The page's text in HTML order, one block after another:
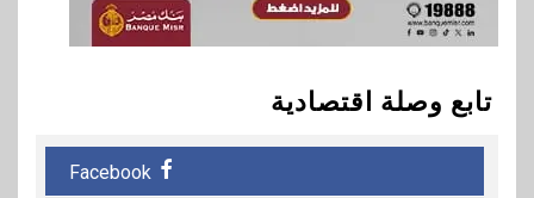
تابع وصلة اقتصادية
Facebook